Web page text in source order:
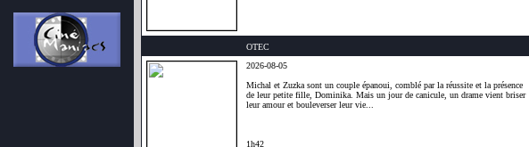
OTEC
2026-08-05
Michal et Zuzka sont un couple épanoui, comblé par la réussite et la présence
de leur petite fille, Dominika. Mais un jour de canicule, un drame vient briser
leur amour et bouleverser leur vie...
1h42